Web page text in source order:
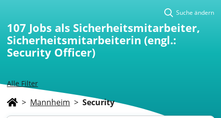
Alle Filter
Suche ändern
107 Jobs als Sicherheitsmitarbeiter,
Sicherheitsmitarbeiterin (engl.:
Security Officer)
> Mannheim > Security